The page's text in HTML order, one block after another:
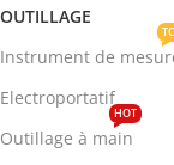
OUTILLAGE
Instrument de
Electroportatif
Outillage à main
HOT